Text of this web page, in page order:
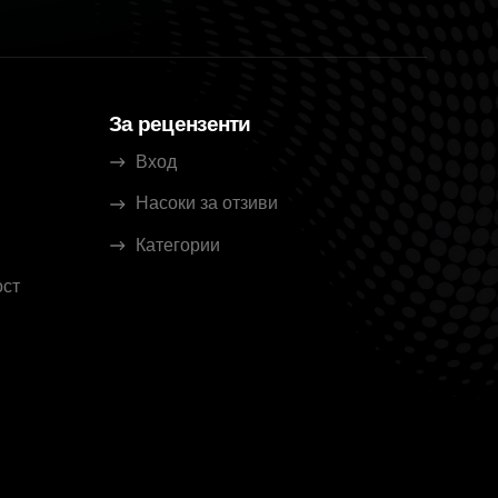
За рецензенти
Вход
Насоки за отзиви
Категории